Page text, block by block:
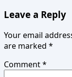
Leave a Reply
Your email
are marked *
Comment*